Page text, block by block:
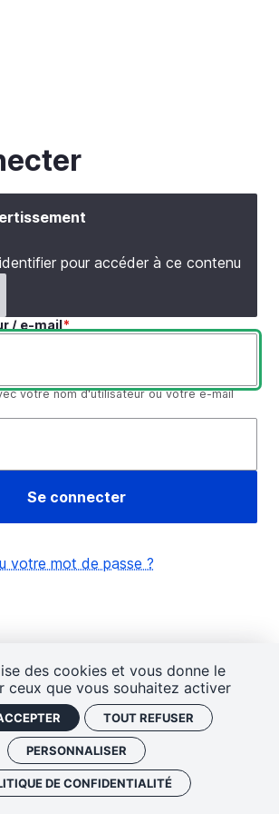
des cookies et vous donne le
ceux que vous souhaitez activer
TOUT REFUSER
PERSONNALISER
DE CONFIDENTIALITÉ
pour accéder à ce contenu
/ e-mail
votre nom d'utilisateur ou votre e-mail
votre mot de passe ?